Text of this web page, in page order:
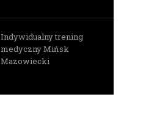
Indywidualny trening
medyczny Mińsk
Mazowiecki